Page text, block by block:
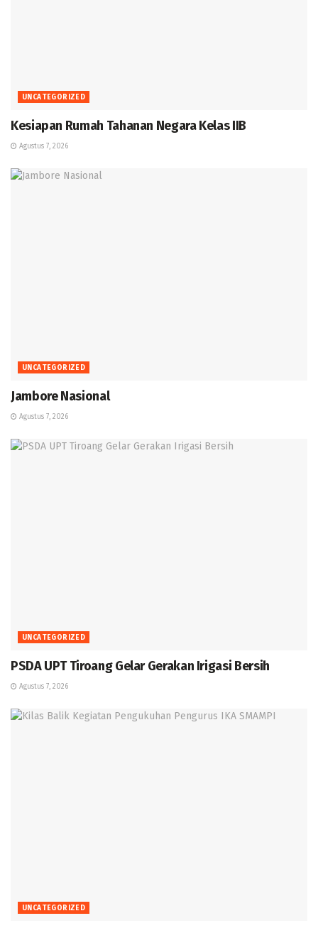
UNCATEGORIZED
Kesiapan Rumah Tahanan Negara Kelas IIB
Agustus 7, 2026
UNCATEGORIZED
Jambore Nasional
Agustus 7, 2026
UNCATEGORIZED
PSDA UPT Tiroang Gelar Gerakan Irigasi Bersih
Agustus 7, 2026
UNCATEGORIZED